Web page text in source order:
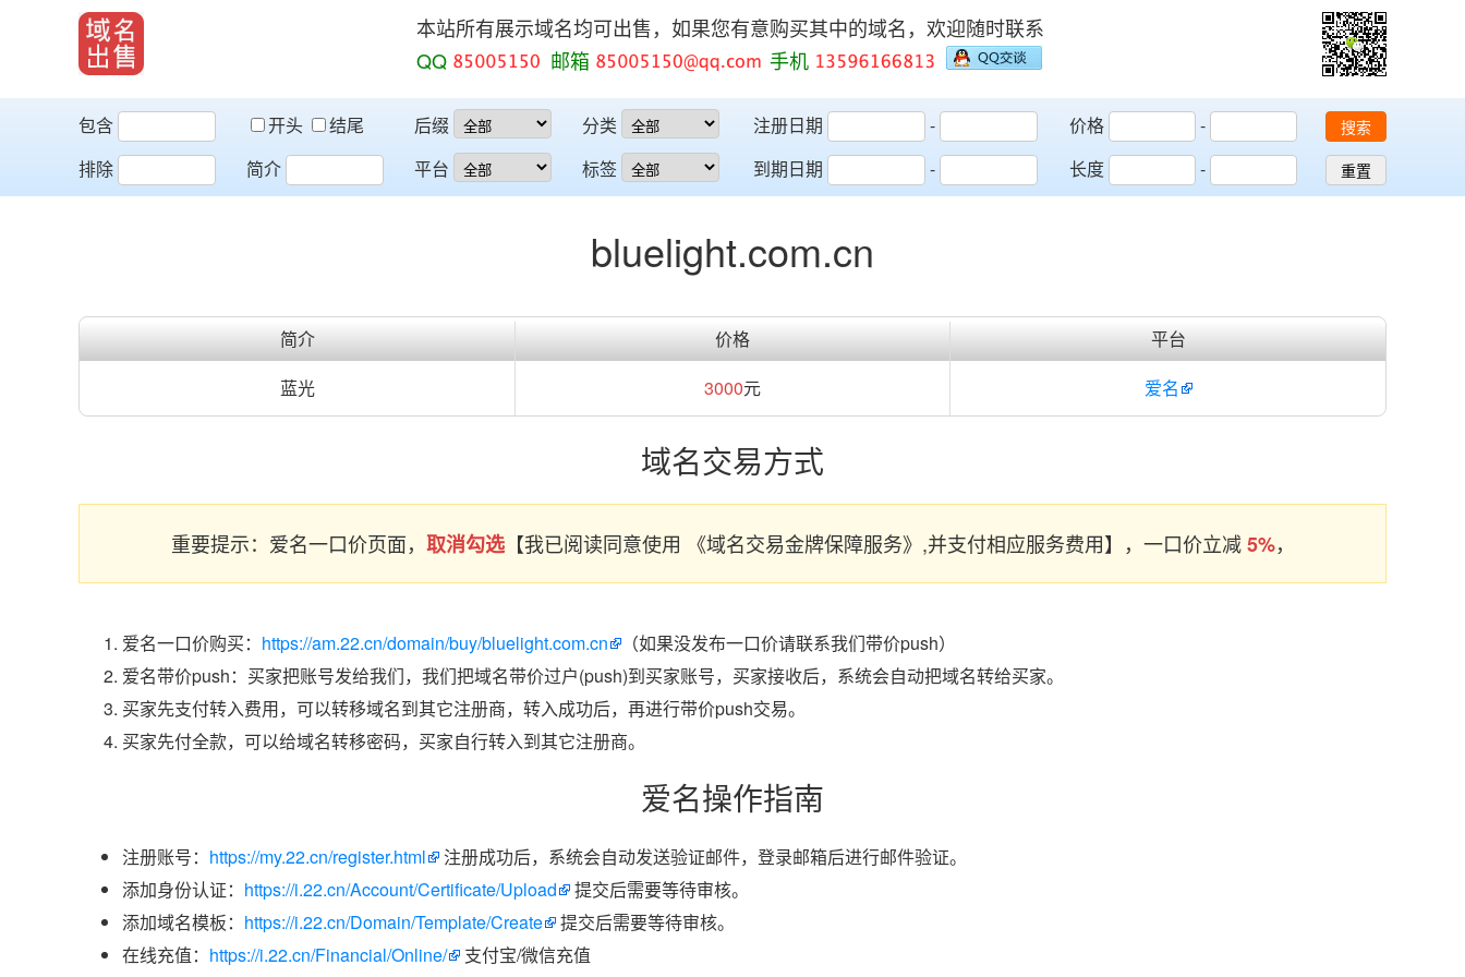
本站所有展示域名均可出售，如果您有意购买其中的域名，欢迎随时联系
QQ
邮箱 手机
包含 开头
结尾
排除
简介
后缀
平台
分类
标签
注册日期
-
到期日期
-
价格
-
长度
-
搜索
重置
bluelight.com.cn
简介 价格
平台
蓝光
3000元 爱名
域名交易方式
重要提示：爱名一口价页面， 取消勾选【我已阅读同意使用 《域名交易金牌保障服务》,并支付相应服务费用】，一口价立减5%，
爱名一口价购买： https://am.22.cn/domain/buy/bluelight.com.cn
（如果没发布一口价请联系我们带价push）
爱名带价push：买家把账号发给我们，我们把域名带价过户(push)到买家账号，买家接收后，系统会自动把域名转给买家。
买家先支付转入费用，可以转移域名到其它注册商，转入成功后，再进行带价push交易。
买家先付全款，可以给域名转移密码，买家自行转入到其它注册商。
爱名操作指南
注册账号： https://my.22.cn/register.html
注册成功后，系统会自动发送验证邮件，登录邮箱后进行邮件验证。
添加身份认证： https://i.22.cn/Account/Certificate/Upload
提交后需要等待审核。
添加域名模板： https://i.22.cn/Domain/Template/Create
提交后需要等待审核。
在线充值： https://i.22.cn/Financial/Online/
支付宝/微信充值